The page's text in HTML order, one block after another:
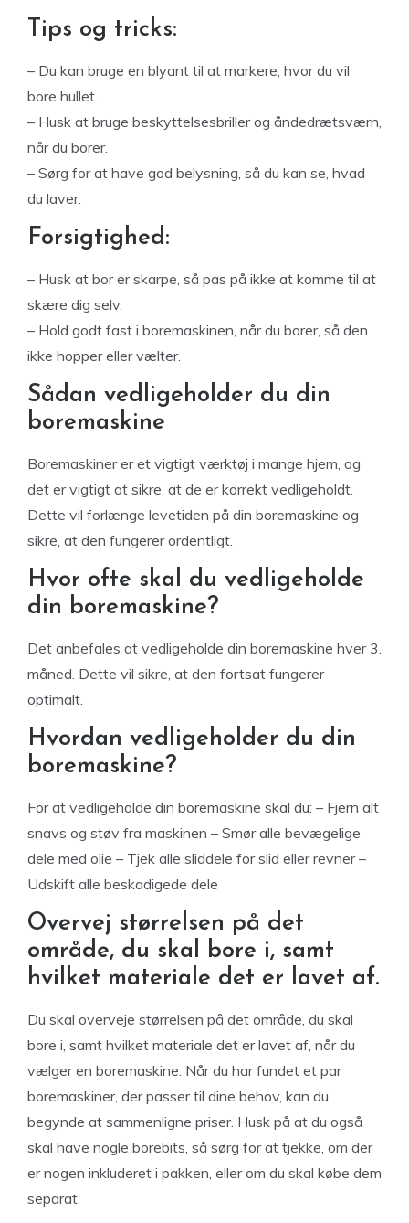
Tips og tricks:
– Du kan bruge en blyant til at markere, hvor du vil
bore hullet.
– Husk at bruge beskyttelsesbriller og åndedrætsværn,
når du borer.
– Sørg for at have god belysning, så du kan se, hvad
du laver.
Forsigtighed:
– Husk at bor er skarpe, så pas på ikke at komme til at
skære dig selv.
– Hold godt fast i boremaskinen, når du borer, så den
ikke hopper eller vælter.
Sådan vedligeholder du din
boremaskine
Boremaskiner er et vigtigt værktøj i mange hjem, og
det er vigtigt at sikre, at de er korrekt vedligeholdt.
Dette vil forlænge levetiden på din boremaskine og
sikre, at den fungerer ordentligt.
Hvor ofte skal du vedligeholde
din boremaskine?
Det anbefales at vedligeholde din boremaskine hver 3.
måned. Dette vil sikre, at den fortsat fungerer
optimalt.
Hvordan vedligeholder du din
boremaskine?
For at vedligeholde din boremaskine skal du: – Fjern alt
snavs og støv fra maskinen – Smør alle bevægelige
dele med olie – Tjek alle sliddele for slid eller revner –
Udskift alle beskadigede dele
Overvej størrelsen på det
område, du skal bore i, samt
hvilket materiale det er lavet af.
Du skal overveje størrelsen på det område, du skal
bore i, samt hvilket materiale det er lavet af, når du
vælger en boremaskine. Når du har fundet et par
boremaskiner, der passer til dine behov, kan du
begynde at sammenligne priser. Husk på at du også
skal have nogle borebits, så sørg for at tjekke, om der
er nogen inkluderet i pakken, eller om du skal købe dem
separat.